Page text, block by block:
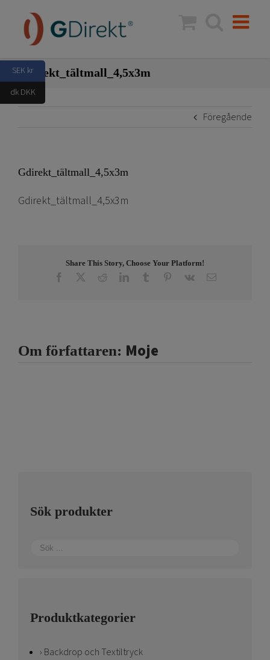
innehållet
Gdirekt_tältmall_4,5x3m
Föregående
Gdirekt_tältmall_4,5x3m
Gdirekt_tältmall_4,5x3m
Share This Story, Choose Your Platform!
Facebook RedditLinkedInTumblr Pinterest
Vk E-
Om författaren: Moje
Sök produkter
Produktkategorier
Backdrop och Textiltryck
SEK kr
dk DKK